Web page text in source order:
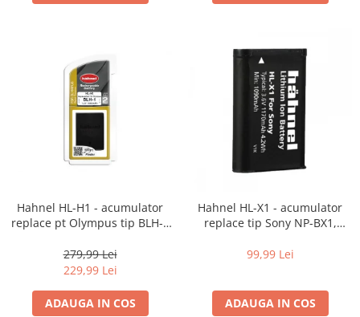
Hahnel HL-H1 - acumulator
replace pt Olympus tip BLH-1
279,99 Lei
229,99 Lei
ADAUGA IN COS
Hahnel HL-X1 - acumulator
replace tip Sony NP-BX1,
99,99 Lei
ADAUGA IN COS